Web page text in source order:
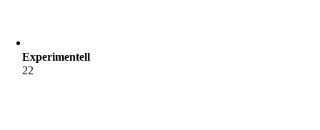
Experimentell
22